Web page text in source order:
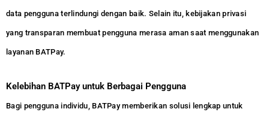
data pengguna terlindungi dengan baik. Selain itu, kebijakan privasi
yang transparan membuat pengguna merasa aman saat menggunakan
layanan BATPay.
Kelebihan BATPay untuk Berbagai Pengguna
Bagi pengguna individu, BATPay memberikan solusi lengkap untuk